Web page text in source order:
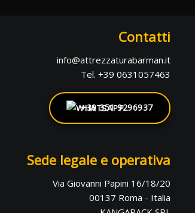
Contatti
info@attrezzaturabarman.it
Tel. +39 0631057463
+39 351 9296937
Sede legale e operativa
Via Giovanni Papini 16/18/20
00137 Roma - Italia